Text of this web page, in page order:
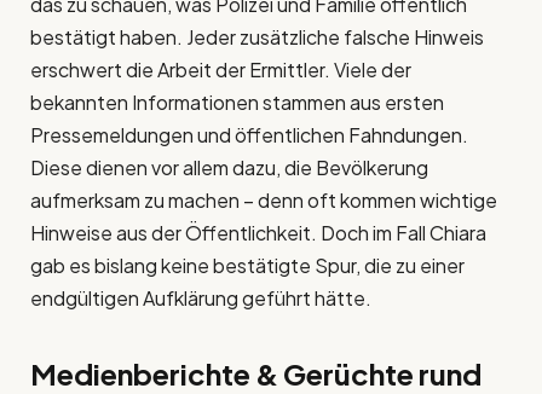
bestätigt haben. Jeder zusätzliche falsche Hinweis
erschwert die Arbeit der Ermittler. Viele der
bekannten Informationen stammen aus ersten
Pressemeldungen und öffentlichen Fahndungen.
Diese dienen vor allem dazu, die Bevölkerung
aufmerksam zu machen – denn oft kommen wichtige
Hinweise aus der Öffentlichkeit. Doch im Fall Chiara
gab es bislang keine bestätigte Spur, die zu einer
endgültigen Aufklärung geführt hätte.
Medienberichte & Gerüchte rund